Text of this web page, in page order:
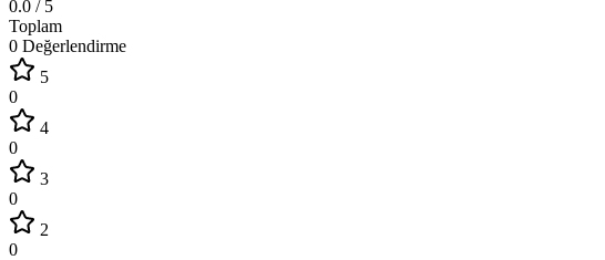
0.0 / 5
Toplam
0 Değerlendirme
5
0
4
0
3
0
2
0